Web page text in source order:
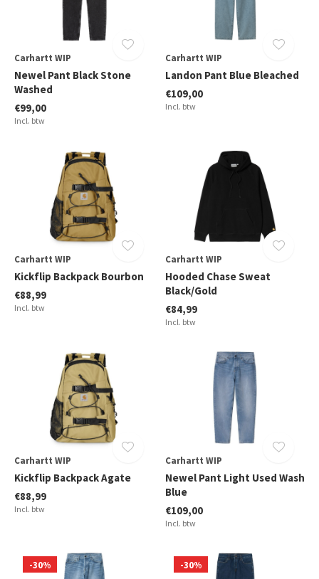
Carhartt WIP
Newel Pant Black Stone
Washed
€99,00
Incl. btw
Carhartt WIP
Landon Pant Blue Bleached
€109,00
Incl. btw
Carhartt WIP
Kickflip Backpack Bourbon
€88,99
Incl. btw
Carhartt WIP
Hooded Chase Sweat
Black/Gold
€84,99
Incl. btw
Carhartt WIP
Kickflip Backpack Agate
€88,99
Incl. btw
Carhartt WIP
Newel Pant Light Used Wash
Blue
€109,00
Incl. btw
-30% -30%